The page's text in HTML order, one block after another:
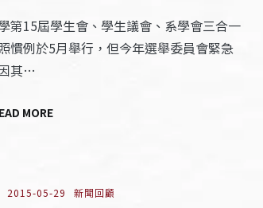
第15屆學生會、學生議會、系學會三合一
慣例於5月舉行，但今年選舉委員會緊急
其…
MORE
2015-05-29 新聞回顧